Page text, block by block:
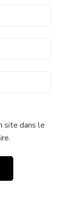
site dans le